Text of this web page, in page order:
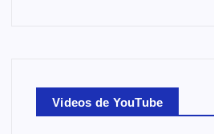
Videos de YouTube